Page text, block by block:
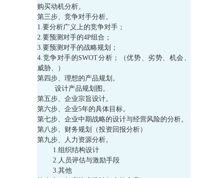
购买动机分析。
第三步、竞争对手分析。
1.要分析广义上的竞争对手；
2.要预测对手的4P组合；
3.要预测对手的战略规划；
4.竞争对手的SWOT分析；（优势、劣势、机会、
威胁、）
第四步、理想的产品规划。
设计产品规划图。
第五步、企业宗旨设计。
第六步、企业5年的具体目标。
第七步、企业中期战略的设计与经营风险的分析。
第八步、财务规划（投资回报分析）
第九步、人力资源分析。
1.组织结构设计
2.人员评估与激励手段
3.其他